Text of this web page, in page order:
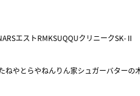
エストRMKSUQQUクリニークSK-Ⅱ
ねやとらやねんりん家シュガーバターの